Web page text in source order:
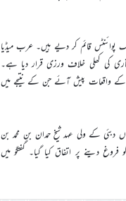
پوائنٹس قائم کر دیے ہیں۔ عرب میڈیا
کی کھلی خلاف ورزی قرار دیا ہے۔
۶۰۰؍فضائی، ڈرون حملے اور گولہ باری کے واقعات پیش آئے جن کے نتیجے میں
دبئی کے ولی عہد شیخ حمدان بن محمد بن
دینے پر اتفاق کیا گیا۔ گفتگو میں